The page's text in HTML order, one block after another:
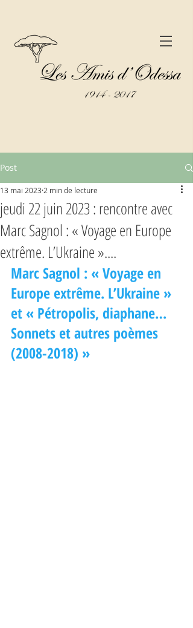
Post
jeudi 22 juin 2023 : rencontre avec
Marc Sagnol : « Voyage en Europe
extrême. L’Ukraine »....
13 mai 2023 2 min de lecture
Marc Sagnol : « Voyage en
Europe extrême. L’Ukraine »
et « Pétropolis, diaphane…
Sonnets et autres poèmes
(2008-2018) »